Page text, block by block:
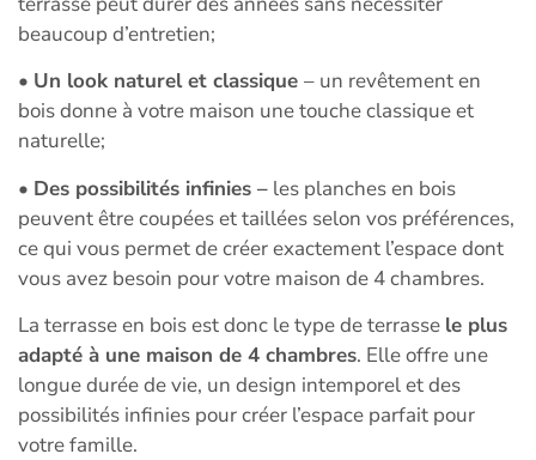
beaucoup d’entretien;
• Un look naturel et classique – un revêtement en
bois donne à votre maison une touche classique et
naturelle;
• Des possibilités infinies – les planches en bois
peuvent être coupées et taillées selon vos préférences,
ce qui vous permet de créer exactement l’espace dont
vous avez besoin pour votre maison de 4 chambres.
La terrasse en bois est donc le type de terrasse le plus
adapté à une maison de 4 chambres. Elle offre une
longue durée de vie, un design intemporel et des
possibilités infinies pour créer l’espace parfait pour
votre famille.